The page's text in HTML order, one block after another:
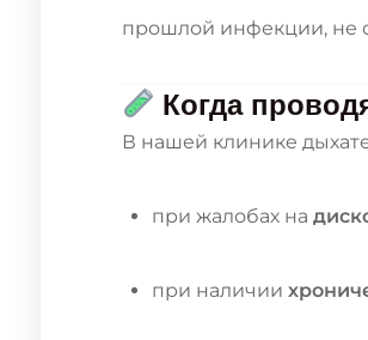
прошлой инфекции, не
Когда
В нашей клинике
при жалобах на
при наличии